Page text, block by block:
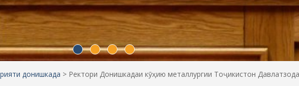
донишкада > Ректори Донишкадаи кӯҳию металлургии Тоҷикистон